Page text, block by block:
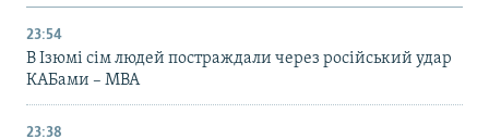
23:54
В Ізюмі сім людей постраждали через російський удар
КАБами – МВА
23:38